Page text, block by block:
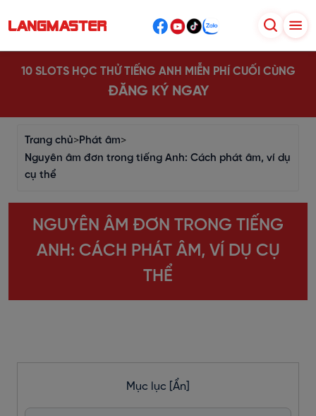
10 SLOTS HỌC THỬ TIẾNG ANH MIỄN PHÍ CUỐI CÙNG
ĐĂNG KÝ NGAY
Trang chủ>Phát âm>
Nguyên âm đơn trong tiếng Anh: Cách phát âm, ví dụ
cụ thể
NGUYÊN ÂM ĐƠN TRONG TIẾNG
ANH: CÁCH PHÁT ÂM, VÍ DỤ CỤ
THỂ
Mục lục [Ẩn]